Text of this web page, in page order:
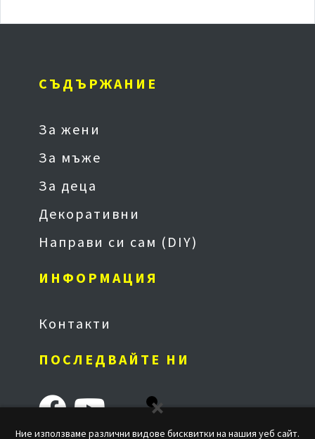
Ние използваме различни видове бисквитки на нашия уеб сайт.
СЪДЪРЖАНИЕ
За жени
За мъже
За деца
Декоративни
Направи си сам (DIY)
ИНФОРМАЦИЯ
Контакти
ПОСЛЕДВАЙТЕ НИ